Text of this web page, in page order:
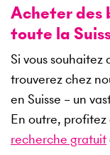
Acheter des
toute la
Si vous
trouverez chez
en Suisse – un
En outre,
recherche gratuit